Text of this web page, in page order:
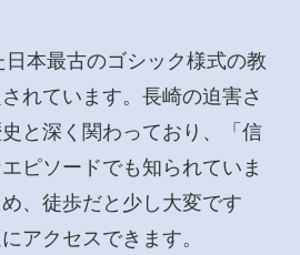
本最古のゴシック様式の教
れています。長崎の迫害さ
と深く関わっており、「信
ピソードでも知られていま
、徒歩だと少し大変です
アクセスできます。